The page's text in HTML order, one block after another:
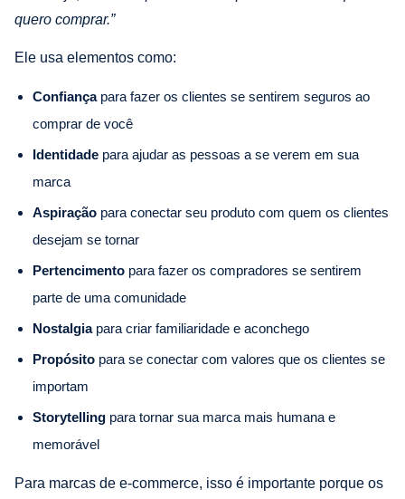
quero comprar.”
Ele usa elementos como:
Confiançapara fazer os clientes se sentirem seguros ao
comprar de você
Identidade para ajudar as pessoas a se verem em sua
marca
Aspiração para conectar seu produto com quem os clientes
desejam se tornar
Pertencimento para fazer os compradores se sentirem
parte de uma comunidade
Nostalgiapara criar familiaridade e aconchego
Propósito para se conectar com valores que os clientes se
importam
Storytelling para tornar sua marca mais humana e
memorável
Para marcas de e-commerce, isso é importante porque os